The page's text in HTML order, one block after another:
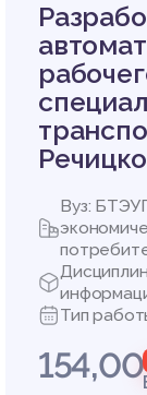
: уч
/
Вуз:
Тип
154,00